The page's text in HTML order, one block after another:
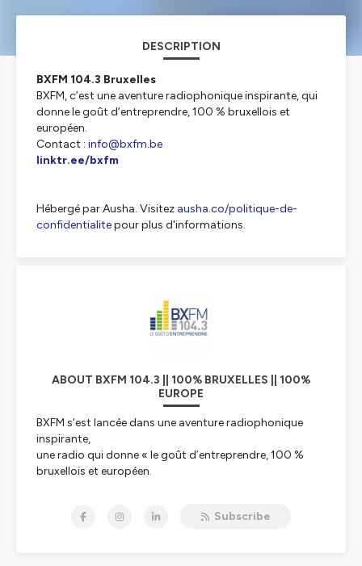
DESCRIPTION
BXFM 104.3 Bruxelles
BXFM, c’est une aventure radiophonique inspirante, qui
donne le goût d’entreprendre, 100 % bruxellois et
européen.
Contact : info@bxfm.be
linktr.ee/bxfm
Hébergé par Ausha. Visitez ausha.co/politique-de-
confidentialitepour plus d'informations.
ABOUT BXFM 104.3 || 100% BRUXELLES || 100%
EUROPE
BXFM s’est lancée dans une aventure radiophonique
inspirante,
une radio qui donne « le goût d’entreprendre, 100 %
bruxellois et européen.
d’entreprendre aux auditeurs et confirme les liens
Subscribe